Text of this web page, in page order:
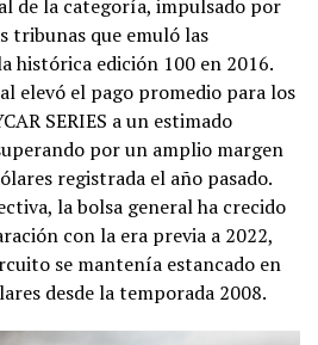
de la categoría, impulsado por
tribunas que emuló las
histórica edición 100 en 2016.
elevó el pago promedio para los
SERIES a un estimado
por un amplio margen
registrada el año pasado.
la bolsa general ha crecido
con la era previa a 2022,
se mantenía estancado en
desde la temporada 2008.